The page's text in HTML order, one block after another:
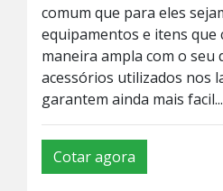
comum que para eles
equipamentos e itens que
maneira ampla com o seu
acessórios utilizados nos
garantem ainda mais facil...
Cotar agora